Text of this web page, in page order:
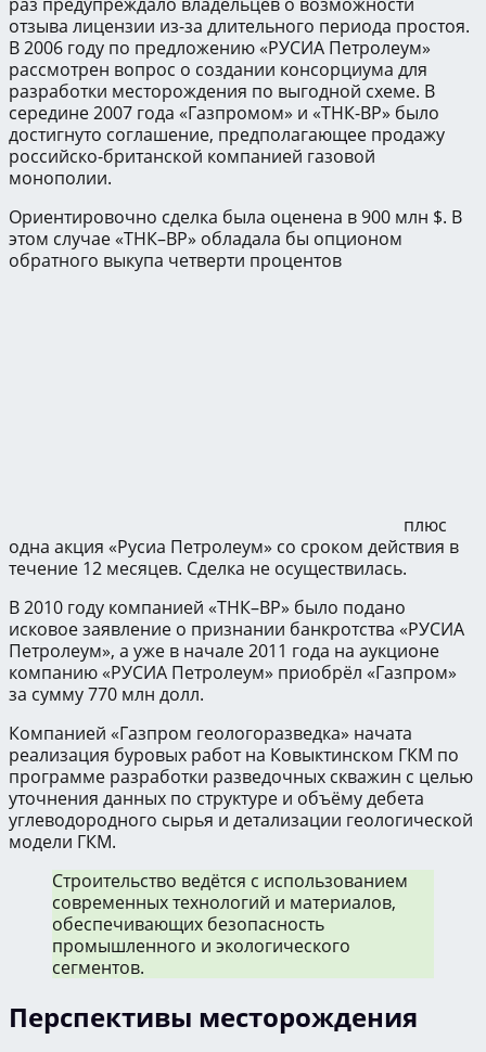
отзыва лицензии из-за длительного периода простоя.
В 2006 году по предложению «РУСИА Петролеум»
рассмотрен вопрос о создании консорциума для
разработки месторождения по выгодной схеме. В
середине 2007 года «Газпромом» и «ТНК-BP» было
достигнуто соглашение, предполагающее продажу
российско-британской компанией газовой
монополии.
Ориентировочно сделка была оценена в 900 млн $. В
этом случае «ТНК–BP» обладала бы опционом
обратного выкупа четверти процентов
плюс
одна акция «Русиа Петролеум» со сроком действия в
течение 12 месяцев. Сделка не осуществилась.
В 2010 году компанией «ТНК–BP» было подано
исковое заявление о признании банкротства «РУСИА
Петролеум», а уже в начале 2011 года на аукционе
компанию «РУСИА Петролеум» приобрёл «Газпром»
за сумму 770 млн долл.
Компанией «Газпром геологоразведка» начата
реализация буровых работ на Ковыктинском ГКМ по
программе разработки разведочных скважин с целью
уточнения данных по структуре и объёму дебета
углеводородного сырья и детализации геологической
модели ГКМ.
Строительство ведётся с использованием
современных технологий и материалов,
обеспечивающих безопасность
промышленного и экологического
сегментов.
Перспективы месторождения